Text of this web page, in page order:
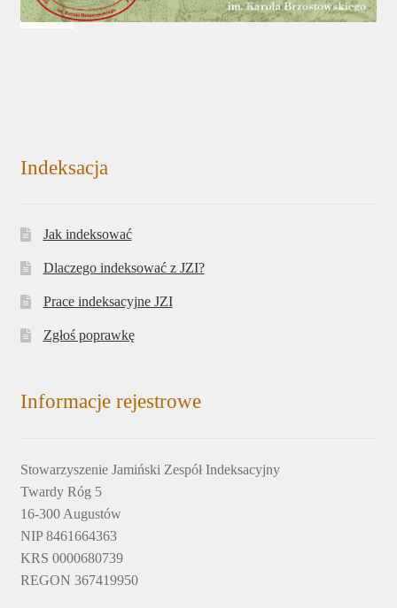
Indeksacja
Jak indeksować
Dlaczego indeksować z JZI?
Prace indeksacyjne JZI
Zgłoś poprawkę
Informacje rejestrowe
Stowarzyszenie Jamiński Zespół Indeksacyjny
Twardy Róg 5
16-300 Augustów
NIP 8461664363
KRS 0000680739
REGON 367419950